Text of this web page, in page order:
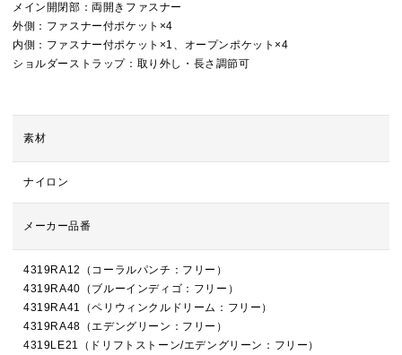
メイン開閉部：両開きファスナー
外側：ファスナー付ポケット×4
内側：ファスナー付ポケット×1、オープンポケット×4
ショルダーストラップ：取り外し・長さ調節可
素材
ナイロン
メーカー品番
4319RA12（コーラルパンチ：フリー）
4319RA40（ブルーインディゴ：フリー）
4319RA41（ペリウィンクルドリーム：フリー）
4319RA48（エデングリーン：フリー）
4319LE21（ドリフトストーン/エデングリーン：フリー）